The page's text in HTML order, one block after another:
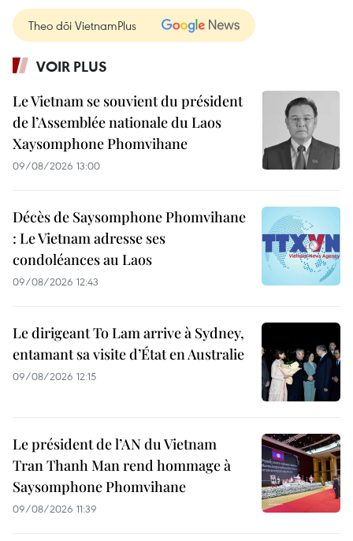
Theo dõi VietnamPlus
VOIR PLUS
Le Vietnam se souvient du président
de l’Assemblée nationale du Laos
Xaysomphone Phomvihane
09/08/2026 13:00
Décès de Saysomphone Phomvihane
: Le Vietnam adresse ses
condoléances au Laos
09/08/2026 12:43
Le dirigeant To Lam arrive à Sydney,
entamant sa visite d’État en Australie
09/08/2026 12:15
Le président de l’AN du Vietnam
Tran Thanh Man rend hommage à
Saysomphone Phomvihane
09/08/2026 11:39